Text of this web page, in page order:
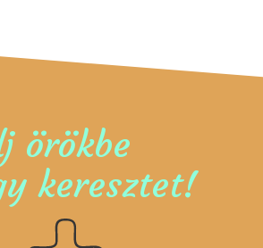
örökbe
keresztet!